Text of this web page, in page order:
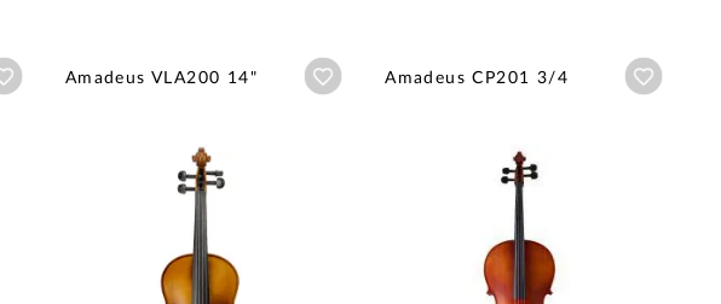
Añadir a wishlist
Amadeus VLA200 14" Añadir a wishlist
Amadeus CP201 3/4